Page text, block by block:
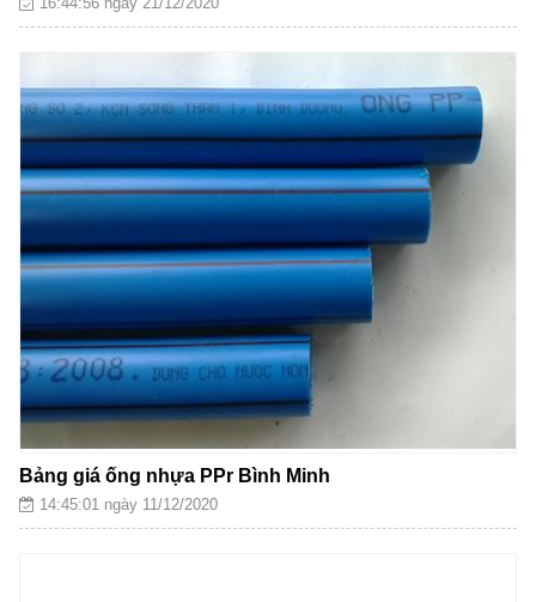
Bảng giá ống nhựa PPr Bình Minh
14:45:01 ngày 11/12/2020